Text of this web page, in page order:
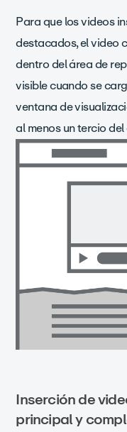
Para que los videos
destacados, el video
dentro del área de
visible cuando se
ventana de
al menos un tercio
Inserción de
principal y